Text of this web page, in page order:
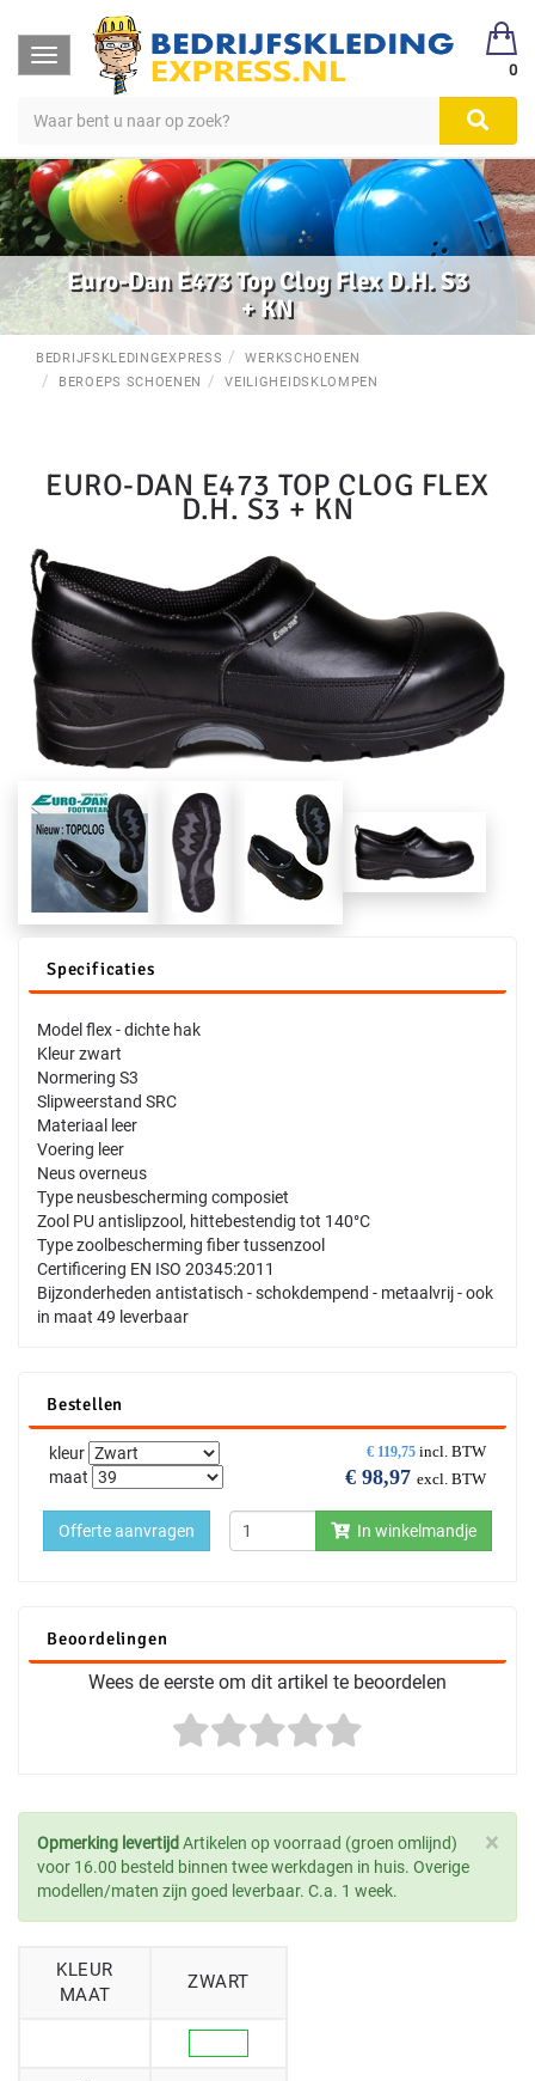
Toggle
navigation
0
Euro-Dan E473 Top Clog Flex D.H. S3
+ KN
BEDRIJFSKLEDINGEXPRESS
WERKSCHOENEN
BEROEPS SCHOENEN
VEILIGHEIDSKLOMPEN
EURO-DAN E473 TOP CLOG FLEX
D.H. S3 + KN
Specificaties
Model flex - dichte hak
Kleur zwart
Normering S3
Slipweerstand SRC
Materiaal leer
Voering leer
Neus overneus
Type neusbescherming composiet
Zool PU antislipzool, hittebestendig tot 140°C
Type zoolbescherming fiber tussenzool
Certificering EN ISO 20345:2011
Bijzonderheden antistatisch - schokdempend - metaalvrij - ook
in maat 49 leverbaar
Bestellen
€ 119,75 incl. BTW
€ 98,97 excl. BTW
kleur
maat
In winkelmandje
Offerte aanvragen
Beoordelingen
Wees de eerste om dit artikel te beoordelen
×
Opmerking levertijd Artikelen op voorraad (groen omlijnd)
voor 16.00 besteld binnen twee werkdagen in huis. Overige
modellen/maten zijn goed leverbaar. C.a. 1 week.
KLEUR
MAAT
ZWART